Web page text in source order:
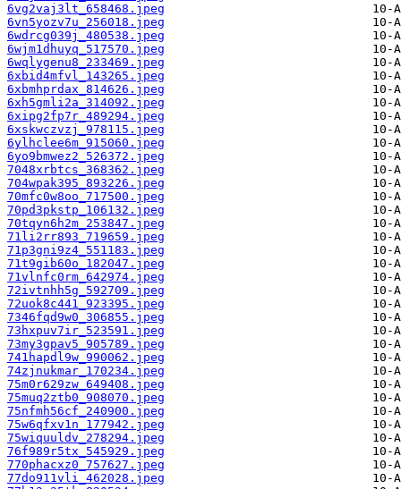
6vg2vaj3lt_658468.jpeg
6vn5yozv7u_256018.jpeg
6wdrcg039j_480538.jpeg
6wjm1dhuyq_517570.jpeg
6wqlygenu8_233469.jpeg
6xbid4mfvl_143265.jpeg
6xbmhprdax_814626.jpeg
6xh5gmli2a_314092.jpeg
6xipg2fp7r_489294.jpeg
6xskwczvzj_978115.jpeg
6ylhclee6m_915060.jpeg
6yo9bmwez2_526372.jpeg
7048xrbtcs_368362.jpeg
704wpak395_893226.jpeg
70mfc0w8oo_717500.jpeg
70pd3pkstp_106132.jpeg
70tqyn6h2m_253847.jpeg
71li2rr893_719659.jpeg
71p3gni9z4_551183.jpeg
71t9gib60o_182047.jpeg
71vlnfc0rm_642974.jpeg
72ivtnhh5g_592709.jpeg
72uok8c441_923395.jpeg
7346fqd9w0_306855.jpeg
73hxpuv7ir_523591.jpeg
73my3gpav5_905789.jpeg
741hapdl9w_990062.jpeg
74zjnukmar_170234.jpeg
75m0r629zw_649408.jpeg
75muq2ztb0_908070.jpeg
75nfmh56cf_240900.jpeg
75w6qfxv1n_177942.jpeg
75wiquuldv_278294.jpeg
76f989r5tx_545929.jpeg
770phacxz0_757627.jpeg
77do911vli_462028.jpeg